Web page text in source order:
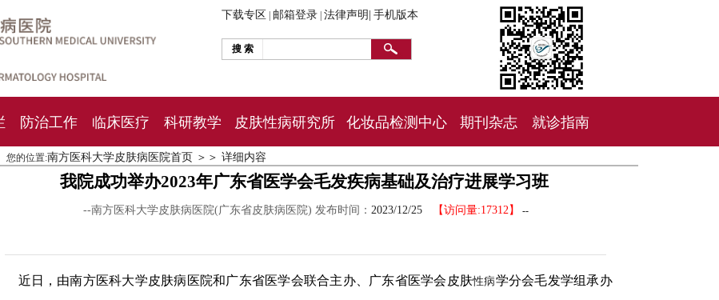
下载专区 邮箱登录 法律声明| 手机版本
搜 索
防治工作 临床医疗 科研教学 皮肤性病研究所 化妆品检测中心 期刊杂志 就诊指南
您的位置:南方医科大学皮肤病医院首页 ＞＞ 详细内容
我院成功举办2023年广东省医学会毛发疾病基础及治疗进展学习班
--南方医科大学皮肤病医院(广东省皮肤病医院) 发布时间： 2023/12/25 【访问量:17312】 --
近日，由南方医科大学皮肤病医院和广东省医学会联合主办、广东省医学会皮肤性病学分会毛发学组承办